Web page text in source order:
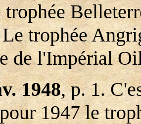
trophée
de l'Impérial
1948, p. 1.
1947 le